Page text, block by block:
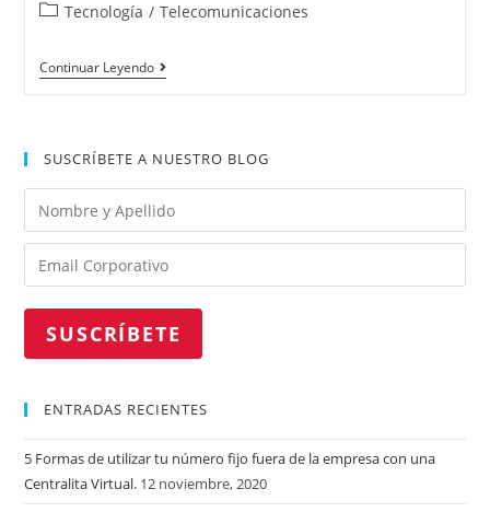
Tecnología / Telecomunicaciones
Continuar Leyendo
Please leave this field empty.
SUSCRÍBETE A NUESTRO BLOG
ENTRADAS RECIENTES
5 Formas de utilizar tu número fijo fuera de la empresa con una
Centralita Virtual. 12 noviembre, 2020